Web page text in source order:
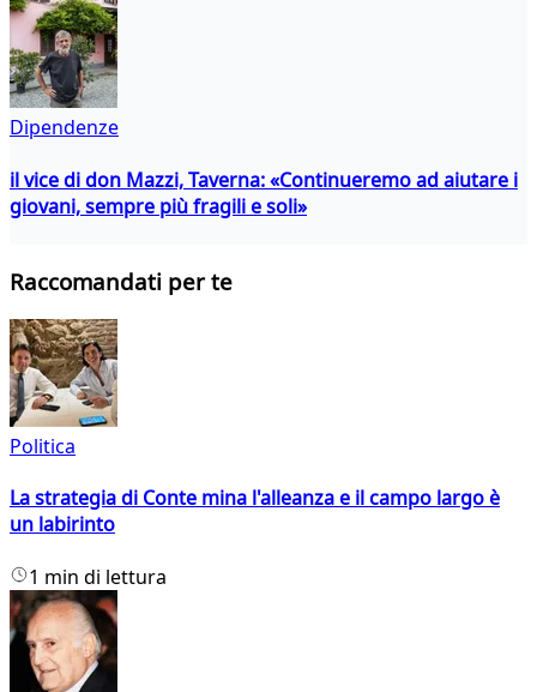
Dipendenze
il vice di don Mazzi, Taverna: «Continueremo ad aiutare i
giovani, sempre più fragili e soli»
Raccomandati per te
Politica
La strategia di Conte mina l'alleanza e il campo largo è
un labirinto
1 min di lettura